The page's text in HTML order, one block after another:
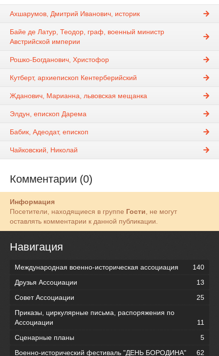
Ахшарумов, Дмитрий Иванович, историк
Байе де Латур, Теодор, граф, военный министр
Австрийской империи
Рошко-Богданович, Христофор
Кутберт, архиепископ Кентерберийский
Жданович, Марианна, львовская мещанка
Элдун, епископ Дарема
Бабик, Адеодат, епископ
Чайковский, Николай
Комментарии (0)
Информация
Посетители, находящиеся в группе Гости , не могут
оставлять комментарии к данной публикации.
Навигация
Международная военно-историческая ассоциация
140
Друзья Ассоциации
13
Совет Ассоциации
25
Приказы, циркулярные письма, распоряжения по
Ассоциации
11
Сценарные планы
5
Военно-исторический фестиваль "ДЕНЬ БОРОДИНА"
62